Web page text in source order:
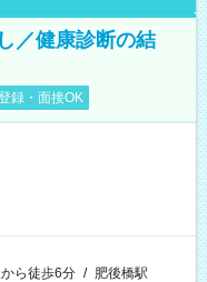
／健康診断の結
録・面接OK
ら徒歩6分 / 肥後橋駅